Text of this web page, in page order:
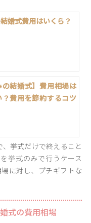
婚式費用はいくら？
の結婚式】費用相場は
？費用を節約するコツ
挙式だけで終えること
挙式のみで行うケース
に対し、プチギフトな
式の費用相場